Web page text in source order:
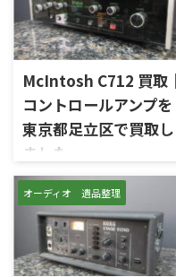
McIntosh C712 買取｜
コントロールアンプを
東京都足立区で買取し
ました
東京都足立区で、McIntoshの
コントロールアンプ「C712」
を出張買取させていただきま
した。今回のお品物は、
McIntoshらしいガラスパネル
デザインとリモート操作機能
オーディオ 遺品整理